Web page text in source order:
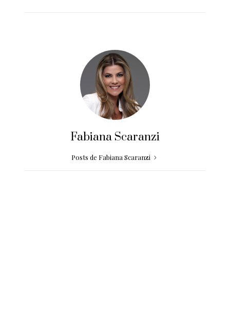
Fabiana Scaranzi
Posts de Fabiana Scaranzi